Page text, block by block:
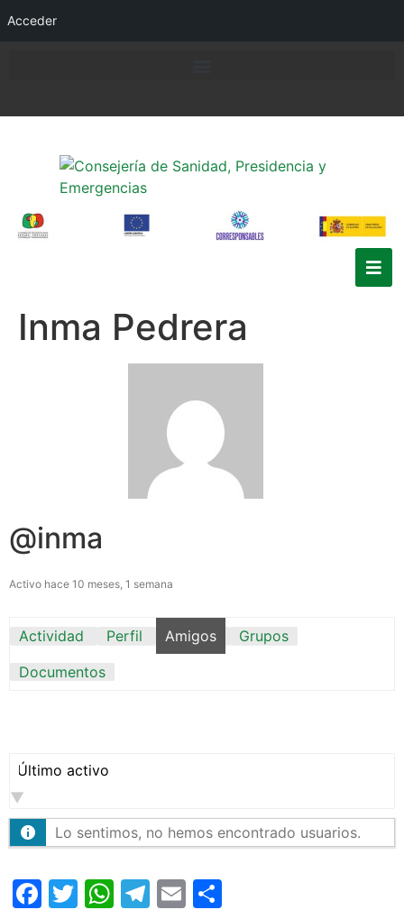
Acceder
Inma Pedrera
@inma
Activo hace 10 meses, 1 semana
Actividad Perfil Amigos
Grupos
Documentos
Mostrar:
Lo sentimos, no hemos encontrado usuarios.
Facebook
Twitter
WhatsApp
Telegram
Email